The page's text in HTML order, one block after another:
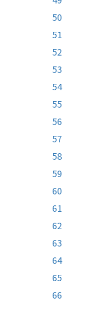
50
51
52
53
54
55
56
57
58
59
60
61
62
63
64
65
66